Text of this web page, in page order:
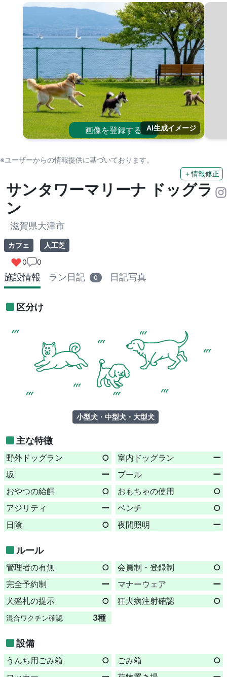
画像を登録する AI生成イメージ
※ユーザーからの情報提供に基づいております。
＋情報修正
サンタワーマリーナ ドッグラ
ン
滋賀県大津市
カフェ
人工芝
0
0
施設情報 ラン日記 0 日記写真
区分け
小型犬・中型犬・大型犬
主な特徴
野外ドッグラン ○ 室内ドッグラン
ー
坂
ー プール
ー
おやつの給餌
○ おもちゃの使用
○
アジリティ
ー ベンチ
○
日陰
○ 夜間照明 ー
ルール
管理者の有無 ○ 会員制・登録制
○
完全予約制
ー マナーウェア
ー
犬鑑札の提示
○ 狂犬病注射確認 ○
混合ワクチン確認 3種
設備
うんち用ごみ箱 ○ ごみ箱
○